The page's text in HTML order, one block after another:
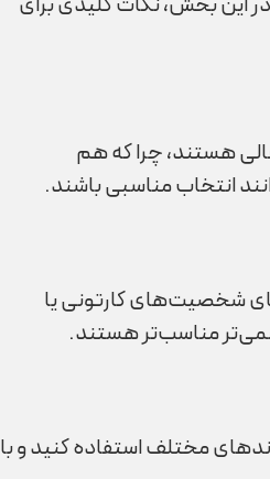
هستند، چرا که هم
انتخاب مناسبی باشند.
شخصیت‌های کارتونی یا
مناسب‌تر هستند.
مختلف استفاده کنید و با